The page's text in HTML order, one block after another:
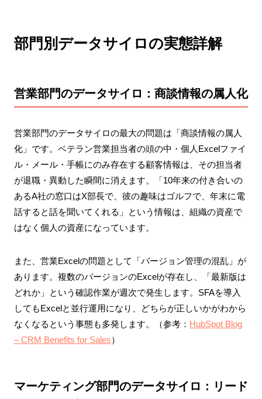
部門別データサイロの実態詳解
営業部門のデータサイロ：商談情報の属人化
営業部門のデータサイロの最大の問題は「商談情報の属人
化」です。ベテラン営業担当者の頭の中・個人Excelファイ
ル・メール・手帳にのみ存在する顧客情報は、その担当者
が退職・異動した瞬間に消えます。「10年来の付き合いの
あるA社の窓口はX部長で、彼の趣味はゴルフで、年末に電
話すると話を聞いてくれる」という情報は、組織の資産で
はなく個人の資産になっています。
また、営業Excelの問題として「バージョン管理の混乱」が
あります。複数のバージョンのExcelが存在し、「最新版は
どれか」という確認作業が週次で発生します。SFAを導入
してもExcelと並行運用になり、どちらが正しいかがわから
なくなるという事態も多発します。（参考： HubSpot Blog
– CRM Benefits for Sales）
マーケティング部門のデータサイロ：リード